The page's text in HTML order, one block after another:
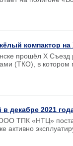
компактор
прошёл X
(ТКО), в котором
декабре 2021
ТПК «НТЦ»
активно